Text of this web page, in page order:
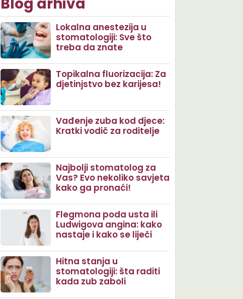
Blog arhiva
Lokalna anestezija u
stomatologiji: Sve što
treba da znate
Topikalna fluorizacija: Za
djetinjstvo bez karijesa!
Vađenje zuba kod djece:
Kratki vodič za roditelje
Najbolji stomatolog za
Vas? Evo nekoliko savjeta
kako ga pronaći!
Flegmona poda usta ili
Ludwigova angina: kako
nastaje i kako se liječi
Hitna stanja u
stomatologiji: šta raditi
kada zub zaboli